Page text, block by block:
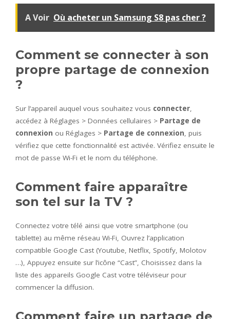
A Voir Où acheter un Samsung S8 pas cher ?
Comment se connecter à son
propre partage de connexion
?
Sur l’appareil auquel vous souhaitez vous connecter,
accédez à Réglages > Données cellulaires > Partage de
connexion ou Réglages > Partage de connexion, puis
vérifiez que cette fonctionnalité est activée. Vérifiez ensuite le
mot de passe Wi-Fi et le nom du téléphone.
Comment faire apparaître
son tel sur la TV ?
Connectez votre télé ainsi que votre smartphone (ou
tablette) au même réseau Wi-Fi, Ouvrez l’application
compatible Google Cast (Youtube, Netflix, Spotify, Molotov
…), Appuyez ensuite sur l’icône “Cast”, Choisissez dans la
liste des appareils Google Cast votre téléviseur pour
commencer la diffusion.